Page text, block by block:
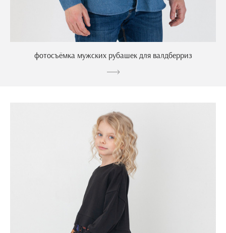
фотосъёмка мужских рубашек для валдберриз